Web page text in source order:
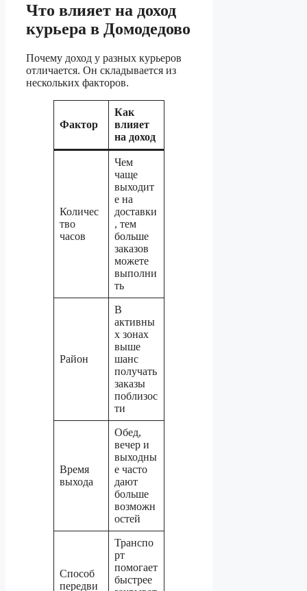
Что влияет на доход
курьера в Домодедово
Почему доход у разных курьеров
отличается. Он складывается из
нескольких факторов.
Фактор
Как
влияет
на доход
Количес
тво
часов
Чем
чаще
выходит
е на
доставки
, тем
больше
заказов
можете
выполни
ть
Район
В
активны
х зонах
выше
шанс
получать
заказы
поблизос
ти
Время
выхода
Обед,
вечер и
выходны
е часто
дают
больше
возможн
остей
Способ
передви
Транспо
рт
помогает
быстрее